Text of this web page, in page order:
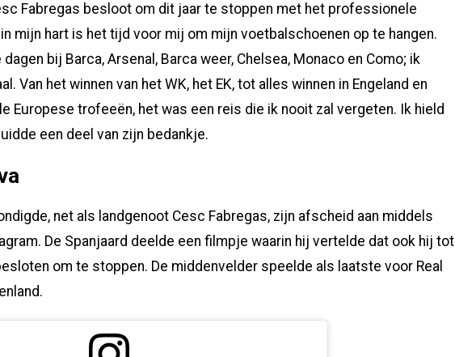
Fabregas besloot om dit jaar te stoppen met het professionele
mijn hart is het tijd voor mij om mijn voetbalschoenen op te hangen.
bij Barca, Arsenal, Barca weer, Chelsea, Monaco en Como; ik
Van het winnen van het WK, het EK, tot alles winnen in Engeland en
Europese trofeeën, het was een reis die ik nooit zal vergeten. Ik hield
een deel van zijn bedankje.
net als landgenoot Cesc Fabregas, zijn afscheid aan middels
De Spanjaard deelde een filmpje waarin hij vertelde dat ook hij tot
om te stoppen. De middenvelder speelde als laatste voor Real